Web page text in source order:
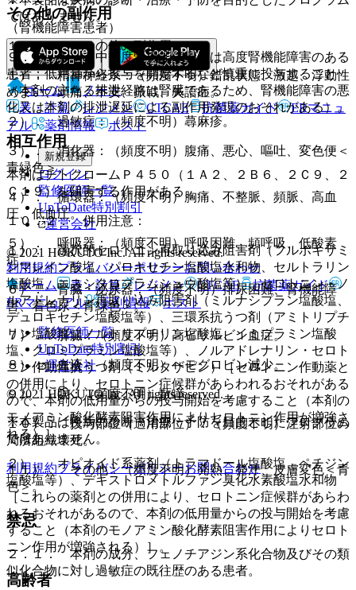
（腎機能障害患者）
９．２．１． 中等度腎機能障害又は高度腎機能障害のある
患者：低用量から投与を開始するなど慎重に投与すること
（本剤の主たる排泄経路は腎臓であるため、腎機能障害の悪
化又は本剤の排泄遅延による副作用発現のおそれがある）。
相互作用
本剤はチトクロームＰ４５０（１Ａ２、２Ｂ６、２Ｃ９、２
Ｃ１９）を阻害する作用がある。
１０．２． 併用注意：
１）． 選択的セロトニン再取り込み阻害剤（フルボキサミ
ンマレイン酸塩、パロキセチン塩酸塩水和物、セルトラリン
塩酸塩、エスシタロプラムシュウ酸塩等）、セロトニン・ノ
ルアドレナリン再取り込み阻害剤（ミルナシプラン塩酸塩、
デュロキセチン塩酸塩等）、三環系抗うつ剤（アミトリプチ
リン塩酸塩、ノルトリプチリン塩酸塩、イミプラミン塩酸
塩、クロミプラミン塩酸塩等）、ノルアドレナリン・セロト
ニン作動性抗うつ剤（ミルタザピン）［セロトニン作動薬と
の併用により、セロトニン症候群があらわれるおそれがある
ので、本剤の低用量からの投与開始を考慮すること（本剤の
モノアミン酸化酵素阻害作用によりセロトニン作用が増強さ
れる）］。
２）． オピオイド系薬剤（トラマドール塩酸塩、ペチジン
塩酸塩等）、デキストロメトルファン臭化水素酸塩水和物
［これらの薬剤との併用により、セロトニン症候群があらわ
れるおそれがあるので、本剤の低用量からの投与開始を考慮
すること（本剤のモノアミン酸化酵素阻害作用によりセロト
ニン作用が増強される）］。
高齢者
その他の副作用
１１．２． その他の副作用
１）． 精神神経系：（頻度不明）錯乱状態、激越、浮動性
めまい、頭痛、不安、振戦、失語症。
２）． 過敏症：（頻度不明）蕁麻疹。
３）． 消化器：（頻度不明）腹痛、悪心、嘔吐、変色便＜
青緑色＞。
４）． 循環器：（頻度不明）胸痛、不整脈、頻脈、高血
圧、低血圧。
５）． 呼吸器：（頻度不明）呼吸困難、頻呼吸、低酸素
症。
６）． 腎臓・泌尿器：（頻度不明）排尿困難、腎機能障
害、着色尿＜青緑色＞。
７）． 肝臓：（頻度不明）高ビリルビン血症。
８）． 血液：（頻度不明）ヘモグロビン減少。
９）． 眼：（頻度不明）散瞳。
１０）． 投与部位（適用部位）：（頻度不明）注射部位の
局所組織壊死。
１１）． その他：（頻度不明）発熱、発汗、皮膚変色＜青
色＞。
禁忌
２．１． 本剤の成分、フェノチアジン系化合物及びその類
似化合物に対し過敏症の既往歴のある患者。
ではありません。
ホーム
ノート
表・計算
レジメン CTCAE 抗菌薬ガイド
ERマニュ
アル
薬剤情報 ポスト
新規登録
ログイン
監修医師一覧
UpToDate特別割引
運営会社
© 2021 HOKUTO Inc. All rights reserved.
利用規約プライバシーポリシーお問い合わせ
ホーム
表・計算 レジメン CTCAE
抗菌薬ガイド
ERマニュアル
薬剤情報 ポスト
監修医師一覧
UpToDate特別割引
運営会社
© 2021 HOKUTO Inc. All rights reserved.
※本製品は疾病の診断・治療・予防を目的としたプログラム
ではありません。
利用規約プライバシーポリシーお問い合わせ